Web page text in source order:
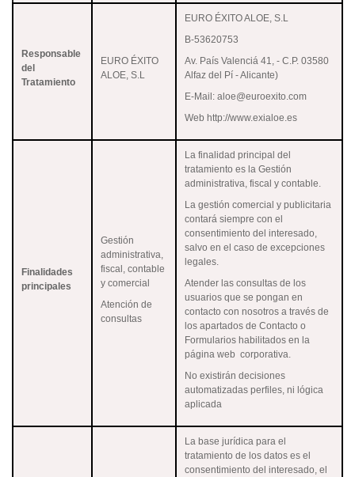
Responsable
del
Tratamiento
EURO ÉXITO
ALOE, S.L
EURO ÉXITO ALOE, S.L
B-53620753
Av. País Valenciá 41, - C.P. 03580
Alfaz del Pí - Alicante)
E-Mail: aloe@euroexito.com
Web http://www.exialoe.es
Finalidades
principales
Gestión
administrativa,
fiscal, contable
y comercial
Atención de
consultas
La finalidad principal del
tratamiento es la Gestión
administrativa, fiscal y contable.
La gestión comercial y publicitaria
contará siempre con el
consentimiento del interesado,
salvo en el caso de excepciones
legales.
Atender las consultas de los
usuarios que se pongan en
contacto con nosotros a través de
los apartados de Contacto o
Formularios habilitados en la
página web corporativa.
No existirán decisiones
automatizadas perfiles, ni lógica
aplicada
La base jurídica para el
tratamiento de los datos es el
consentimiento del interesado, el